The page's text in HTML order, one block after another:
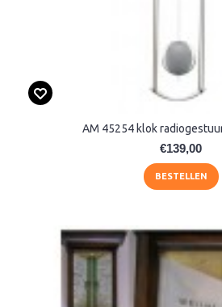
AM 45254 klok
€139,00
BESTELLEN